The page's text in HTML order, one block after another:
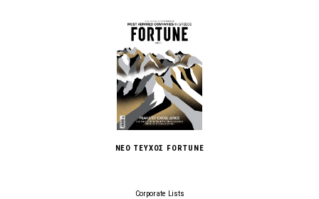
ΝΕΟ ΤΕΥΧΟΣ FORTUNE
Corporate Lists